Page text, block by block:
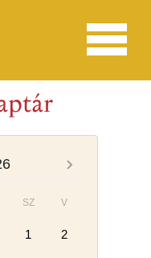
SZ V
1 2